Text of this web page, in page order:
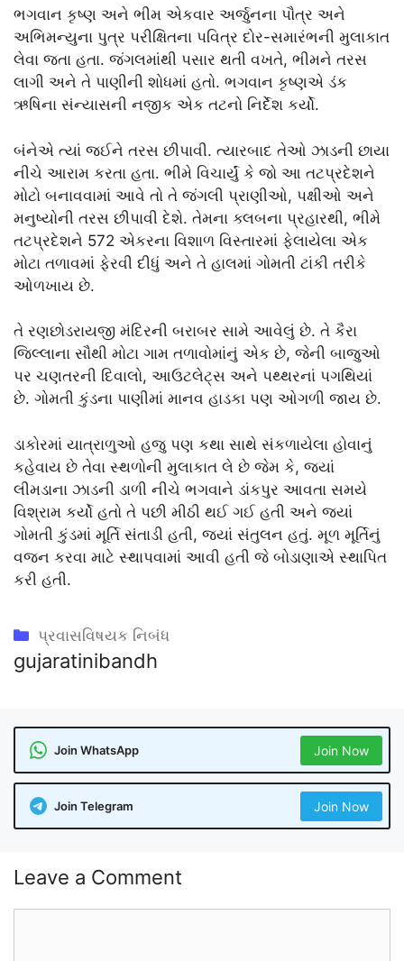
ભગવાન કૃષ્ણ અને ભીમ એકવાર અર્જુનના પૌત્ર અને
અભિમન્યુના પુત્ર પરીક્ષિતના પવિત્ર દોર-સમારંભની મુલાકાત
લેવા જતા હતા. જંગલમાંથી પસાર થતી વખતે, ભીમને તરસ
લાગી અને તે પાણીની શોધમાં હતો. ભગવાન કૃષ્ણએ ડંક
ઋષિના સંન્યાસની નજીક એક તટનો નિર્દેશ કર્યો.
બંનેએ ત્યાં જઈને તરસ છીપાવી. ત્યારબાદ તેઓ ઝાડની છાયા
નીચે આરામ કરતા હતા. ભીમે વિચાર્યું કે જો આ તટપ્રદેશને
મોટો બનાવવામાં આવે તો તે જંગલી પ્રાણીઓ, પક્ષીઓ અને
મનુષ્યોની તરસ છીપાવી દેશે. તેમના ક્લબના પ્રહારથી, ભીમે
તટપ્રદેશને 572 એકરના વિશાળ વિસ્તારમાં ફેલાયેલા એક
મોટા તળાવમાં ફેરવી દીધું અને તે હાલમાં ગોમતી ટાંકી તરીકે
ઓળખાય છે.
તે રણછોડરાયજી મંદિરની બરાબર સામે આવેલું છે. તે કૈરા
જિલ્લાના સૌથી મોટા ગામ તળાવોમાંનું એક છે, જેની બાજુઓ
પર ચણતરની દિવાલો, આઉટલેટ્સ અને પથ્થરનાં પગથિયાં
છે. ગોમતી કુંડના પાણીમાં માનવ હાડકા પણ ઓગળી જાય છે.
ડાકોરમાં યાત્રાળુઓ હજુ પણ કથા સાથે સંકળાયેલા હોવાનું
કહેવાય છે તેવા સ્થળોની મુલાકાત લે છે જેમ કે, જ્યાં
લીમડાના ઝાડની ડાળી નીચે ભગવાને ડાંકપુર આવતા સમયે
વિશ્રામ કર્યો હતો તે પછી મીઠી થઈ ગઈ હતી અને જ્યાં
ગોમતી કુંડમાં મૂર્તિ સંતાડી હતી, જ્યાં સંતુલન હતું. મૂળ મૂર્તિનું
વજન કરવા માટે સ્થાપવામાં આવી હતી જે બોડાણાએ સ્થાપિત
કરી હતી.
Categories
પ્રવાસવિષયક નિબંધ
gujaratinibandh
Join WhatsApp Join Now
Join Telegram Join Now
Leave a Comment